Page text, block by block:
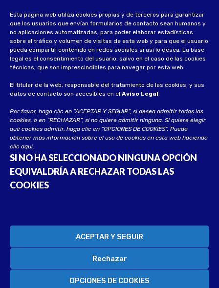
Esta página web utiliza cookies propias y de terceros para garantizar
que los usuarios que envían formularios de contacto sean humanos y
no aplicaciones automatizadas, para poder elaborar estadísticas
sobre el tráfico y volumen de visitas de esta web y para que el usuario
pueda compartir contenido en redes sociales si así lo desea. La base
legal es el consentimiento del usuario, salvo en el caso de las cookies
técnicas, que son imprescindibles para navegar por esta web.
El titular de la web, responsable del tratamiento de las cookies, y sus
datos de contacto son accesibles en el Aviso Legal.
Por favor, haga clic en “ACEPTAR Y SEGUIR”, si desea admitir todas las
cookies, o en “RECHAZAR”, si no quiere admitir ninguna. Si quiere elegir
qué cookies admitir, haga clic en “OPCIONES DE COOKIES”. Puede
obtener más información sobre el uso de cookies en esta web haciendo
clic aquí.
SI NO HA SELECCIONADO NINGUNA OPCIÓN
EQUIVALDRÍA A RECHAZAR TODAS LAS
COOKIES
ACEPTAR Y SEGUIR
Rechazar
OPCIONES DE COOKIES
Aviso Legal
Política de privacidad
Política de privacidad socios
Política de cookies